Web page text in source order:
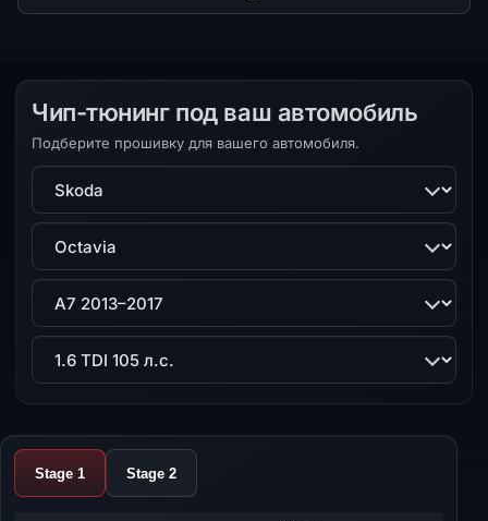
Чип-тюнинг под ваш автомобиль
Подберите прошивку для вашего автомобиля.
Марка
Модель
Поколение
Двигатель
Stage 1 Stage 2